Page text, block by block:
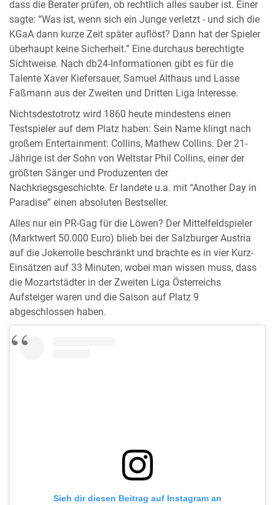
dass die Berater prüfen, ob rechtlich alles sauber ist. Einer
sagte: “Was ist, wenn sich ein Junge verletzt - und sich die
KGaA dann kurze Zeit später auflöst? Dann hat der Spieler
überhaupt keine Sicherheit.” Eine durchaus berechtigte
Sichtweise. Nach db24-Informationen gibt es für die
Talente Xaver Kiefersauer, Samuel Althaus und Lasse
Faßmann aus der Zweiten und Dritten Liga Interesse.
Nichtsdestotrotz wird 1860 heute mindestens einen
Testspieler auf dem Platz haben: Sein Name klingt nach
großem Entertainment: Collins, Mathew Collins. Der 21-
Jährige ist der Sohn von Weltstar Phil Collins, einer der
größten Sänger und Produzenten der
Nachkriegsgeschichte. Er landete u.a. mit “Another Day in
Paradise” einen absoluten Bestseller.
Alles nur ein PR-Gag für die Löwen? Der Mittelfeldspieler
(Marktwert 50.000 Euro) blieb bei der Salzburger Austria
auf die Jokerrolle beschränkt und brachte es in vier Kurz-
Einsätzen auf 33 Minuten, wobei man wissen muss, dass
die Mozartstädter in der Zweiten Liga Österreichs
Aufsteiger waren und die Saison auf Platz 9
abgeschlossen haben.
Sieh dir diesen Beitrag auf Instagram an